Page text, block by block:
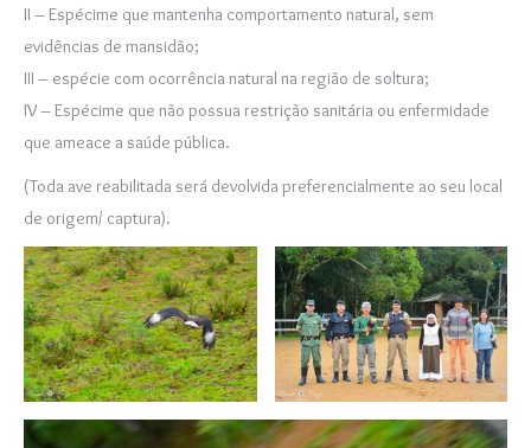
II – Espécime que mantenha comportamento natural, sem
evidências de mansidão;
III – espécie com ocorrência natural na região de soltura;
IV – Espécime que não possua restrição sanitária ou enfermidade
que ameace a saúde pública.
(Toda ave reabilitada será devolvida preferencialmente ao seu local
de origem/ captura).